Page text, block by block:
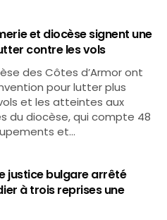
et diocèse signent une
contre les vols
des Côtes d’Armor ont
pour lutter plus
et les atteintes aux
du diocèse, qui compte 48
et…
justice bulgare arrêté
à trois reprises une